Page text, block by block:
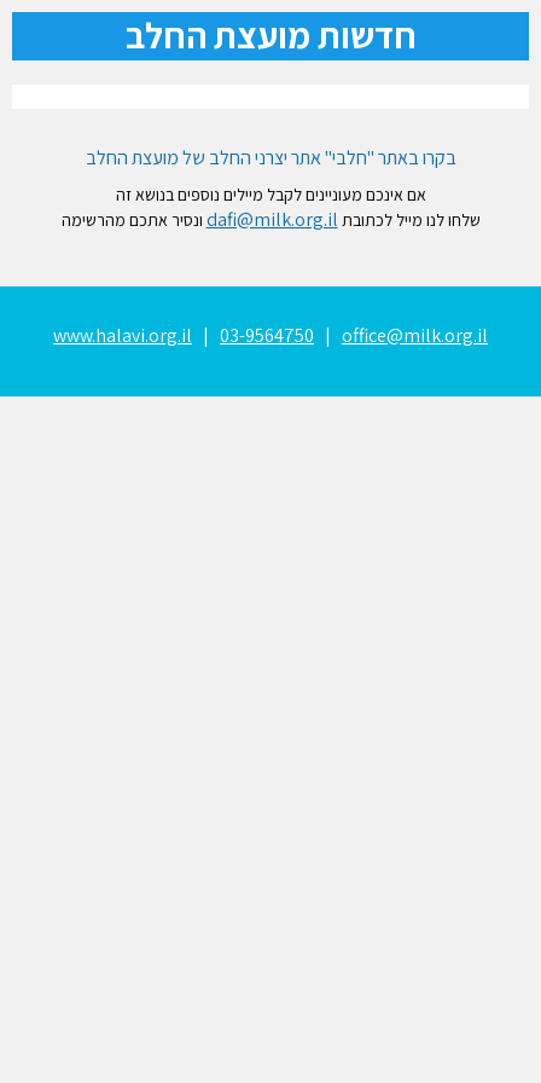
חדשות מועצת החלב
בקרו באתר "חלבי" אתר יצרני החלב של מועצת החלב
אם אינכם מעוניינים לקבל מיילים נוספים בנושא זה
שלחו לנו מייל לכתובת dafi@milk.org.il ונסיר אתכם מהרשימה
www.halavi.org.il | 03-9564750 | office@milk.org.il